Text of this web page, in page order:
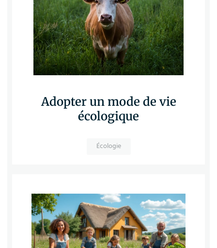
Adopter un mode de vie
écologique
Écologie